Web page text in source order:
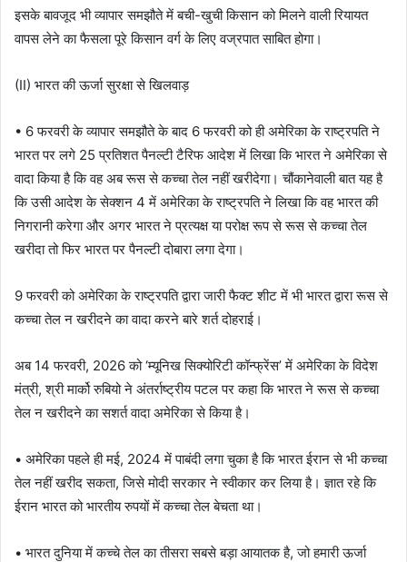
इसके बावजूद भी व्यापार समझौते में बची-खुची किसान को मिलने वाली रियायत
वापस लेने का फैसला पूरे किसान वर्ग के लिए वज्रपात साबित होगा।
(II) भारत की ऊर्जा सुरक्षा से खिलवाड़
• 6 फरवरी के व्यापार समझौते के बाद 6 फरवरी को ही अमेरिका के राष्ट्रपति ने
भारत पर लगे 25 प्रतिशत पैनल्टी टैरिफ आदेश में लिखा कि भारत ने अमेरिका से
वादा किया है कि वह अब रूस से कच्चा तेल नहीं खरीदेगा। चौंकानेवाली बात यह है
कि उसी आदेश के सेक्शन 4 में अमेरिका के राष्ट्रपति ने लिखा कि वह भारत की
निगरानी करेगा और अगर भारत ने प्रत्यक्ष या परोक्ष रूप से रूस से कच्चा तेल
खरीदा तो फिर भारत पर पैनल्टी दोबारा लगा देगा।
9 फरवरी को अमेरिका के राष्ट्रपति द्वारा जारी फैक्ट शीट में भी भारत द्वारा रूस से
कच्चा तेल न खरीदने का वादा करने बारे शर्त दोहराई।
अब 14 फरवरी, 2026 को ‘म्यूनिख सिक्योरिटी कॉन्फ्रेंस’ में अमेरिका के विदेश
मंत्री, श्री मार्को रुबियो ने अंतर्राष्ट्रीय पटल पर कहा कि भारत ने रूस से कच्चा
तेल न खरीदने का सशर्त वादा अमेरिका से किया है।
• अमेरिका पहले ही मई, 2024 में पाबंदी लगा चुका है कि भारत ईरान से भी कच्चा
तेल नहीं खरीद सकता, जिसे मोदी सरकार ने स्वीकार कर लिया है। ज्ञात रहे कि
ईरान भारत को भारतीय रुपयों में कच्चा तेल बेचता था।
• भारत दुनिया में कच्चे तेल का तीसरा सबसे बड़ा आयातक है, जो हमारी ऊर्जा